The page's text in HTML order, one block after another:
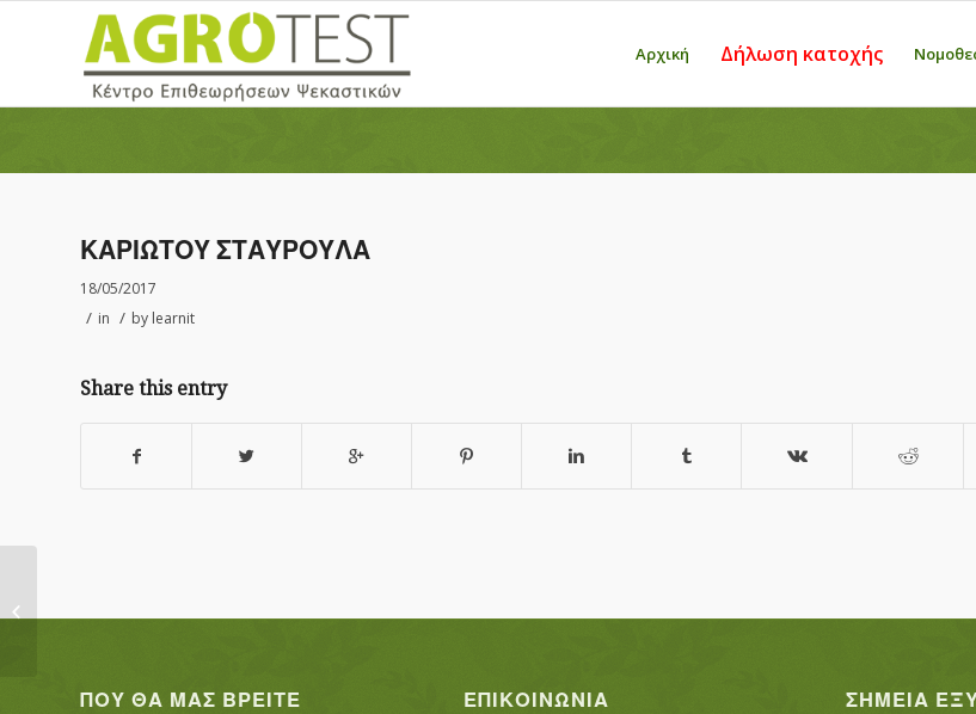
Αρχική Δήλωση κατοχής
ΚΑΡΙΩΤΟΥ ΣΤΑΥΡΟΥΛΑ
18/05/2017
/ in / by learnit
Share this entry
ΠΟΥ ΘΑ ΜΑΣ ΒΡΕΊΤΕ ΕΠΙΚΟΙΝΩΝΊΑ ΣΗΜΕΊΑ
ΙΩΑΝΝΗΣ